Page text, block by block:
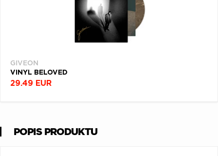
GIVEON
VINYL BELOVED
29.49 EUR
POPIS PRODUKTU